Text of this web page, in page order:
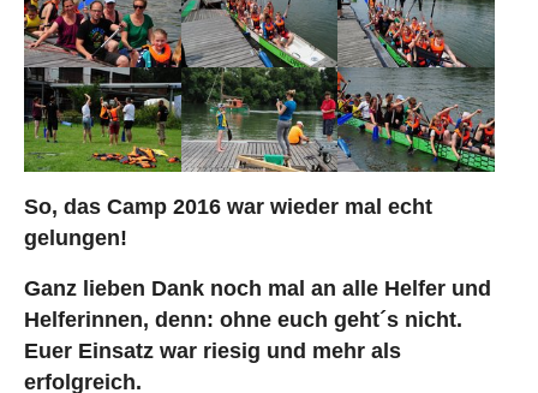
So, das Camp 2016 war wieder mal echt
gelungen!
Ganz lieben Dank noch mal an alle Helfer und
Helferinnen, denn: ohne euch geht´s nicht.
Euer Einsatz war riesig und mehr als
erfolgreich.